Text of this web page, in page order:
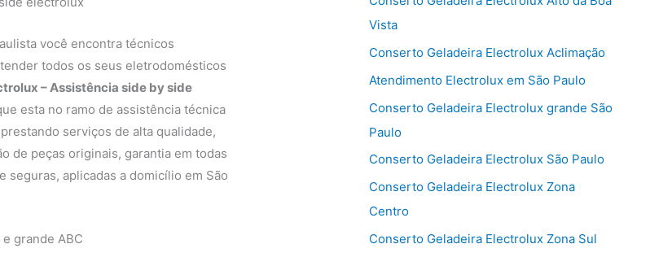
você encontra técnicos
todos os seus eletrodomésticos
– Assistência side by side
esta no ramo de assistência técnica
serviços de alta qualidade,
de peças originais, garantia em todas
seguras, aplicadas a domicílio em São
grande ABC
Vista
Conserto Geladeira Electrolux Aclimação
Atendimento Electrolux em São Paulo
Conserto Geladeira Electrolux grande São
Paulo
Conserto Geladeira Electrolux São Paulo
Conserto Geladeira Electrolux Zona
Centro
Conserto Geladeira Electrolux Zona Sul